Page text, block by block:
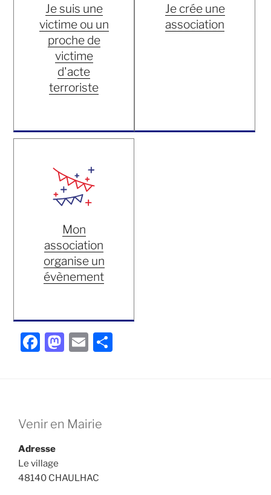
Je suis une
victime ou un
proche de
victime
d'acte
terroriste
Je crée une
association
Mon
association
organise un
évènement
F
b
o
k
M
d
E
Venir en Mairie
Adresse
Le village
48140 CHAULHAC